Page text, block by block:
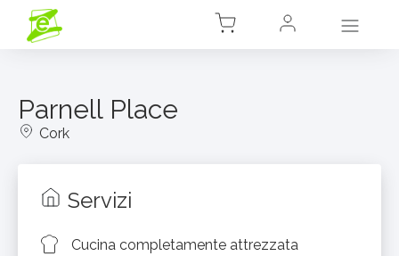
Parnell Place
Cork
Servizi
Cucina completamente attrezzata